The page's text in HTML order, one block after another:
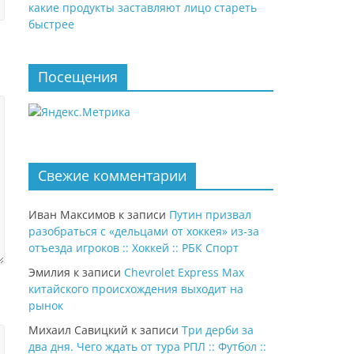
какие продукты заставляют лицо стареть
быстрее
Посещения
Свежие комментарии
Иван Максимов к записи Путин призвал
разобраться с «дельцами от хоккея» из-за
отъезда игроков :: Хоккей :: РБК Спорт
Эмилия к записи Chevrolet Express Max
китайского происхождения выходит на
рынок
Михаил Савицкий к записи Три дерби за
два дня. Чего ждать от тура РПЛ :: Футбол ::